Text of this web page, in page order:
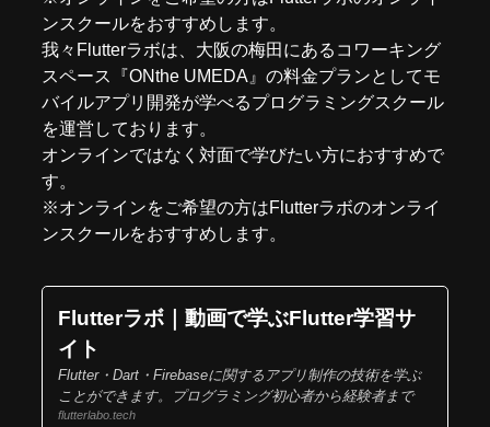
ンスクールをおすすめします。
我々 Flutterラボは、大阪の梅田にあるコワーキング
スペース『ONthe UMEDA 』の料金プランとしてモ
バイルアプリ開発が学べるプログラミングスクール
を運営しております。
オンラインではなく対面で学びたい方におすすめで
す。
※オンラインをご希望の方はFlutterラボのオンライ
ンスクールをおすすめします。
Flutterラボ｜動画で学ぶFlutter学習サ
イト
Flutter・Dart・Firebaseに関するアプリ制作の技術を学ぶ
ことができます。プログラミング初心者から経験者まで
flutterlabo.tech